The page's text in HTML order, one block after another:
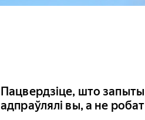
Пацвердзіце, што запыты
адпраўлялі вы, а не робат